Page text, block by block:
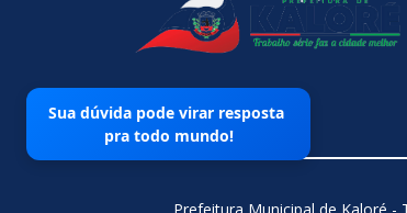
Sua dúvida pode virar resposta
pra todo mundo!